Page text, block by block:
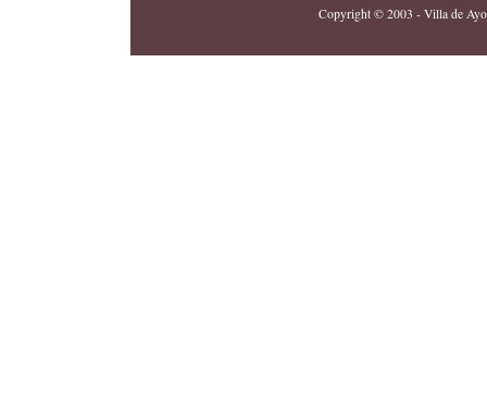
Copyright © 2003 - Villa de